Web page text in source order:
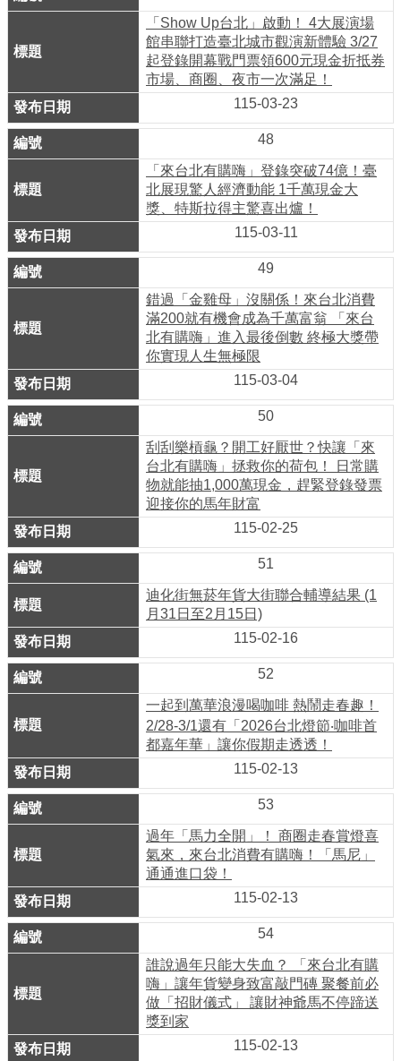
圈
帶
紹
影
專
網
站
覽
回
首
頁
見
問
答
雙
語
詞
彙
臺
通
陳
系
統
政
網
料
「Show Up台北」啟動！ 4大展演場
館串聯打造臺北城市觀演新體驗 3/27
起登錄開幕戰門票領600元現金折抵券
市場、商圈、夜市一次滿足！
115-03-23
48
「來台北有購嗨」登錄突破74億！臺
北展現驚人經濟動能 1千萬現金大
獎、特斯拉得主驚喜出爐！
115-03-11
49
錯過「金雞母」沒關係！來台北消費
滿200就有機會成為千萬富翁 「來台
北有購嗨」進入最後倒數 終極大獎帶
你實現人生無極限
115-03-04
50
刮刮樂槓龜？開工好厭世？快讓「來
台北有購嗨」拯救你的荷包！ 日常購
物就能抽1,000萬現金，趕緊登錄發票
迎接你的馬年財富
115-02-25
51
迪化街無菸年貨大街聯合輔導結果 (1
月31日至2月15日)
115-02-16
52
一起到萬華浪漫喝咖啡 熱鬧走春趣！
2/28-3/1還有「2026台北燈節‧咖啡首
都嘉年華」讓你假期走透透！
115-02-13
53
過年「馬力全開」！ 商圈走春賞燈喜
氣來，來台北消費有購嗨！「馬尼」
通通進口袋！
115-02-13
54
誰說過年只能大失血？ 「來台北有購
嗨」讓年貨變身致富敲門磚 聚餐前必
做「招財儀式」 讓財神爺馬不停蹄送
獎到家
115-02-13